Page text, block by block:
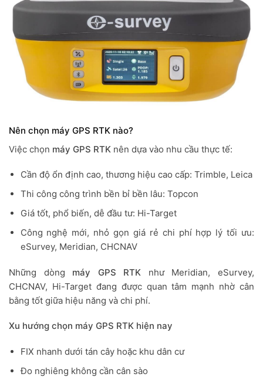
Nên chọn máy GPS RTK nào?
Việc chọn máy GPS RTK nên dựa vào nhu cầu thực tế:
Cần độ ổn định cao, thương hiệu cao cấp: Trimble, Leica
Thi công công trình bền bỉ bền lâu: Topcon
Giá tốt, phổ biến, dễ đầu tư: Hi-Target
Công nghệ mới, nhỏ gọn giá rẻ chi phí hợp lý tối ưu:
eSurvey, Meridian, CHCNAV
Những dòng máy GPS RTK như Meridian, eSurvey,
CHCNAV, Hi-Target đang được quan tâm mạnh nhờ cân
bằng tốt giữa hiệu năng và chi phí.
Xu hướng chọn máy GPS RTK hiện nay
FIX nhanh dưới tán cây hoặc khu dân cư
Đo nghiêng không cần cân sào